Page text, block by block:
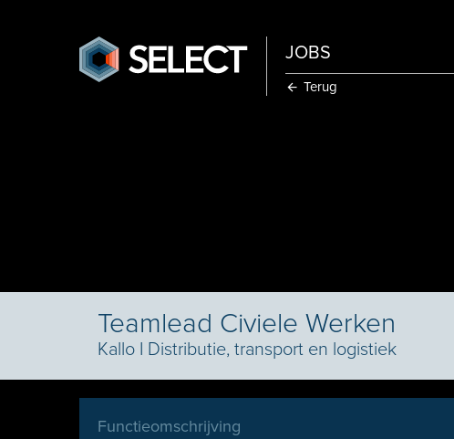
JOBS
Terug
Teamlead Civiele Werken
Kallo I Distributie, transport en logistiek
Functieomschrijving